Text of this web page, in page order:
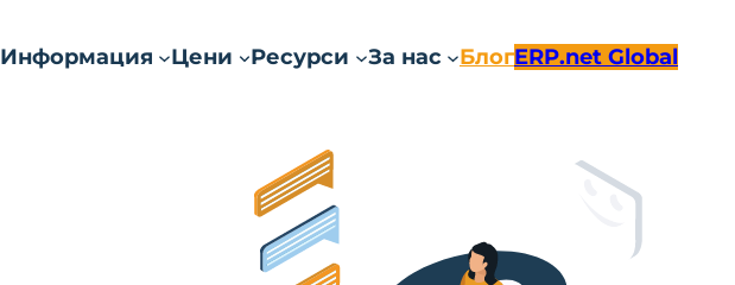
Информация Цени Ресурси За нас БлогERP.net Global